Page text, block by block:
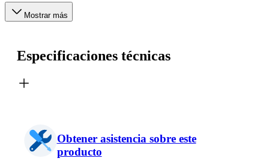
Mostrar más
Especificaciones técnicas
Obtener asistencia sobre este
producto